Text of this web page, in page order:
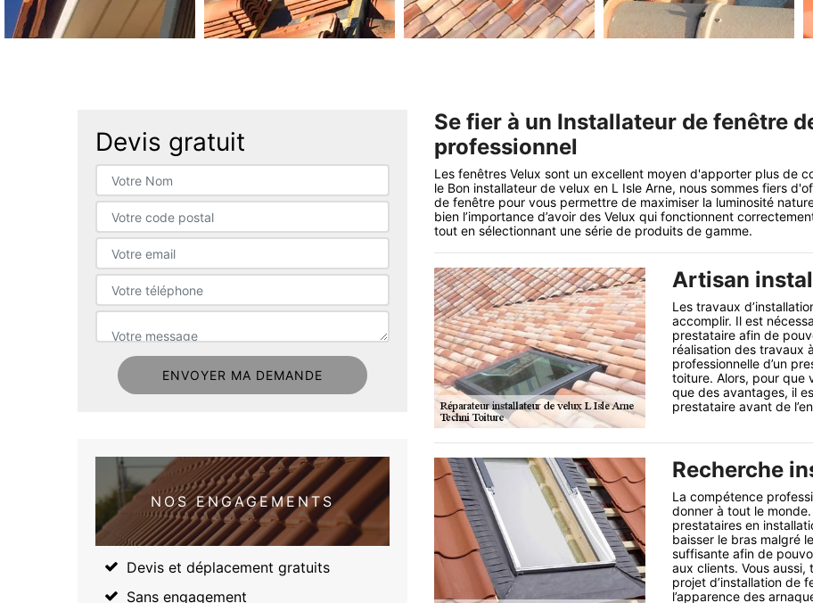
Devis gratuit
NOS ENGAGEMENTS
Devis et déplacement gratuits
Sans engagement
Se fier à un Installateur de fenêtre
professionnel
Les fenêtres Velux sont un excellent moyen d'apporter plus de
le Bon installateur de velux en L Isle Arne, nous sommes fiers
de fenêtre pour vous permettre de maximiser la luminosité
bien l’importance d’avoir des Velux qui fonctionnent
tout en sélectionnant une série de produits de gamme.
Artisan
Les travaux
accomplir. Il est
prestataire afin de
réalisation des travaux
professionnelle d’un
toiture. Alors, pour que
que des avantages, il
prestataire avant de
Recherche
La compétence
donner à tout le
prestataires en
baisser le bras malgré
suffisante afin de
aux clients. Vous
projet d’installation de
l’apparence des